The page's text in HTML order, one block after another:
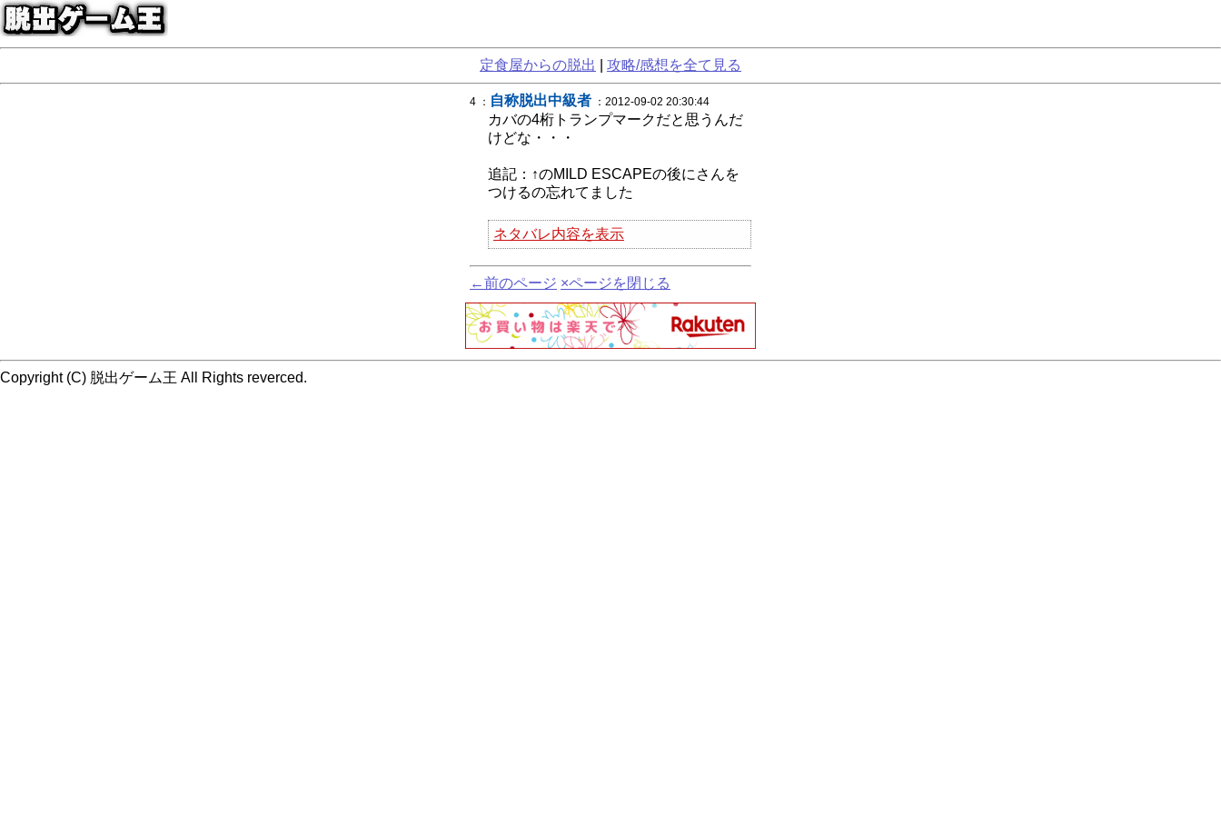
定食屋からの脱出 攻略/感想を全て見る
4 ： 自称脱出中級者 ：2012-09-02 20:30:44
カバの4桁トランプマークだと思うんだ
けどな・・・
追記：↑のMILD ESCAPEの後にさんを
つけるの忘れてました
ネタバレ内容を表示
←前のページ ×ページを閉じる
Copyright (C) 脱出ゲーム王 All Rights reverced.